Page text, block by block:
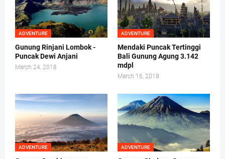
ADVENTURE
Gunung Rinjani Lombok -
Puncak Dewi Anjani
March 24, 2018
ADVENTURE
Mendaki Puncak Tertinggi
Bali Gunung Agung 3.142
mdpl
March 16, 2018
ADVENTURE ADVENTURE